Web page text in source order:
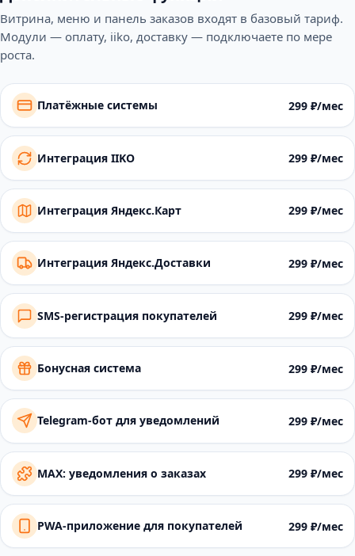
Витрина, меню и панель заказов входят в базовый тариф.
Модули — оплату, iiko, доставку — подключаете по мере
роста.
Платёжные системы 299 ₽/мес
Интеграция IIKO 299 ₽/мес
Интеграция Яндекс.Карт 299 ₽/мес
Интеграция Яндекс.Доставки 299 ₽/мес
SMS-регистрация покупателей 299 ₽/мес
Бонусная система 299 ₽/мес
Telegram-бот для уведомлений 299 ₽/мес
MAX: уведомления о заказах 299 ₽/мес
PWA-приложение для покупателей 299 ₽/мес